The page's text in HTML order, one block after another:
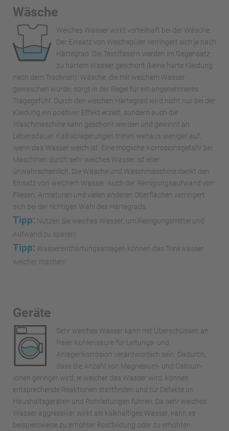
Wäsche
Weiches Wasser wirkt vorteilhaft bei der Wäsche.
Der Einsatz von Weichspüler verringert sich je nach
Härtegrad. Die Textilfasern werden im Gegensatz
zu hartem Wasser geschont (keine harte Kleidung
nach dem Trocknen). Wäsche, die mit weichem Wasser
gewaschen wurde, sorgt in der Regel für ein angenehmeres
Tragegefühl. Durch den weichen Härtegrad wird nicht nur bei der
Kleidung ein positiver Effekt erzielt, sondern auch die
Waschmaschine kann geschont werden und gewinnt an
Lebensdauer. Kalkablagerungen treten weitaus weniger auf,
wenn das Wasser weich ist. Eine mögliche Korrosionsgefahr bei
Maschinen durch sehr weiches Wasser ist eher
unwahrscheinlich. Die Wäsche und Waschmaschine dankt den
Einsatz von weichem Wasser. Auch der Reinigungsaufwand von
Fliesen, Armaturen und vielen anderen Oberflächen verringert
sich bei der richtigen Wahl des Härtegrads.
Tipp: Nutzen Sie weiches Wasser, um Reinigungsmittel und
Aufwand zu sparen!
Tipp: Wasserenthärtungsanlagen können das Trinkwasser
weicher machen!
Geräte
Sehr weiches Wasser kann mit Überschüssen an
freier Kohlensäure für Leitungs- und
Anlagenkorrosion verantwortlich sein. Dadurch,
dass die Anzahl von Magnesium- und Calcium-
Ionen geringer wird, je weicher das Wasser wird, können
entsprechende Reaktionen stattfinden und für Defekte an
Haushaltsgeräten und Rohrleitungen führen. Da sehr weiches
Wasser aggressiver wirkt als kalkhaltiges Wasser, kann es
beispielsweise zu erhöhter Rostbildung oder zu erhöhten